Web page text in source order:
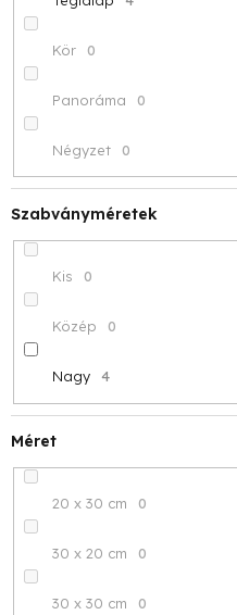
Méret
20 x 30 cm 0
30 x 20 cm 0
30 x 30 cm 0
Kör 0
Panoráma 0
Négyzet 0
Szabványméretek
Kis 0
Közép 0
Nagy 4